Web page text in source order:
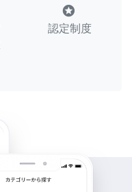
stars
認定制度